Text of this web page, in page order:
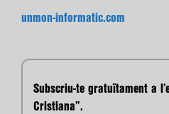
unmon-informatic.com
Subscriu-te gratuïtament a
Cristiana”.